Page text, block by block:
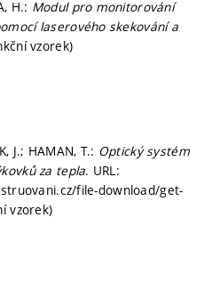
H.: Modul pro monitorování
laserového skekování a
vzorek)
J.; HAMAN, T.: Optický systém
za tepla. URL:
file-download/get-
vzorek)